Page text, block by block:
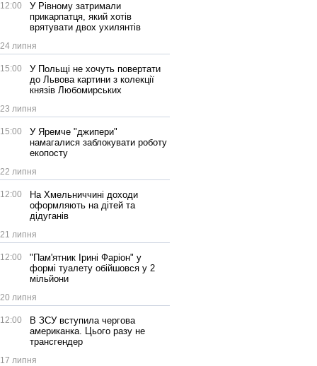
12:00
У Рівному затримали
прикарпатця, який хотів
врятувати двох ухилянтів
24 липня
15:00
У Польщі не хочуть повертати
до Львова картини з колекції
князів Любомирських
23 липня
15:00
У Яремче "джипери"
намагалися заблокувати роботу
екопосту
22 липня
12:00
На Хмельниччині доходи
оформляють на дітей та
дідуганів
21 липня
12:00
"Пам'ятник Ірині Фаріон" у
формі туалету обійшовся у 2
мільйони
20 липня
12:00
В ЗСУ вступила чергова
американка. Цього разу не
трансгендер
17 липня